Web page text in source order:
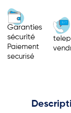
Garanties
sécurité
Paiement
securisé